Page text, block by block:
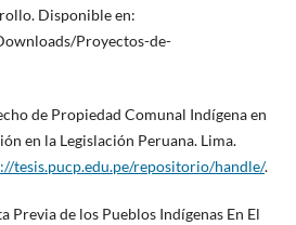
Disponible en:
Proyectos-de-
de Propiedad Comunal Indígena en
en la Legislación Peruana. Lima.
tesis.pucp.edu.pe/repositorio/handle/.
Previa de los Pueblos Indígenas En El